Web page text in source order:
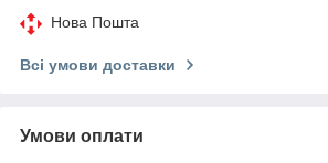
Нова Пошта
Всі умови доставки
Умови оплати